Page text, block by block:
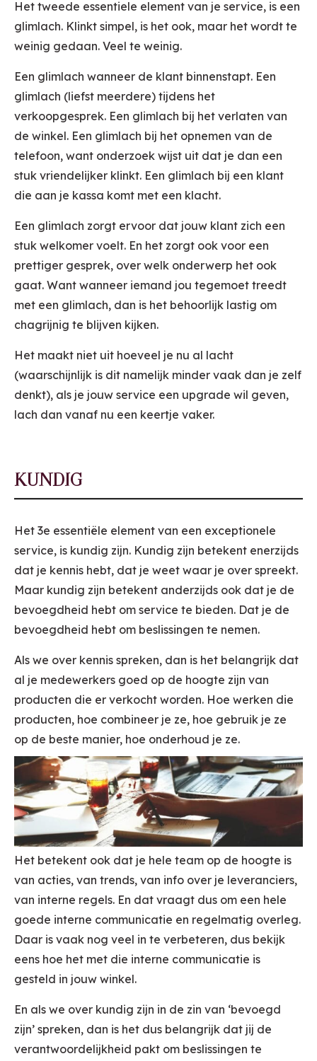
Het tweede essentiele element van je service, is een
glimlach. Klinkt simpel, is het ook, maar het wordt te
weinig gedaan. Veel te weinig.
Een glimlach wanneer de klant binnenstapt. Een
glimlach (liefst meerdere) tijdens het
verkoopgesprek. Een glimlach bij het verlaten van
de winkel. Een glimlach bij het opnemen van de
telefoon, want onderzoek wijst uit dat je dan een
stuk vriendelijker klinkt. Een glimlach bij een klant
die aan je kassa komt met een klacht.
Een glimlach zorgt ervoor dat jouw klant zich een
stuk welkomer voelt. En het zorgt ook voor een
prettiger gesprek, over welk onderwerp het ook
gaat. Want wanneer iemand jou tegemoet treedt
met een glimlach, dan is het behoorlijk lastig om
chagrijnig te blijven kijken.
Het maakt niet uit hoeveel je nu al lacht
(waarschijnlijk is dit namelijk minder vaak dan je zelf
denkt), als je jouw service een upgrade wil geven,
lach dan vanaf nu een keertje vaker.
KUNDIG
Het 3e essentiële element van een exceptionele
service, is kundig zijn. Kundig zijn betekent enerzijds
dat je kennis hebt, dat je weet waar je over spreekt.
Maar kundig zijn betekent anderzijds ook dat je de
bevoegdheid hebt om service te bieden. Dat je de
bevoegdheid hebt om beslissingen te nemen.
Als we over kennis spreken, dan is het belangrijk dat
al je medewerkers goed op de hoogte zijn van
producten die er verkocht worden. Hoe werken die
producten, hoe combineer je ze, hoe gebruik je ze
op de beste manier, hoe onderhoud je ze.
Het betekent ook dat je hele team op de hoogte is
van acties, van trends, van info over je leveranciers,
van interne regels. En dat vraagt dus om een hele
goede interne communicatie en regelmatig overleg.
Daar is vaak nog veel in te verbeteren, dus bekijk
eens hoe het met die interne communicatie is
gesteld in jouw winkel.
En als we over kundig zijn in de zin van ‘bevoegd
zijn’ spreken, dan is het dus belangrijk dat jij de
verantwoordelijkheid pakt om beslissingen te